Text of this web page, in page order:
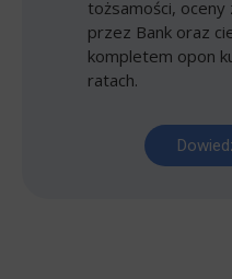
tożsamości,
przez Bank oraz
kompletem opon
ratach.